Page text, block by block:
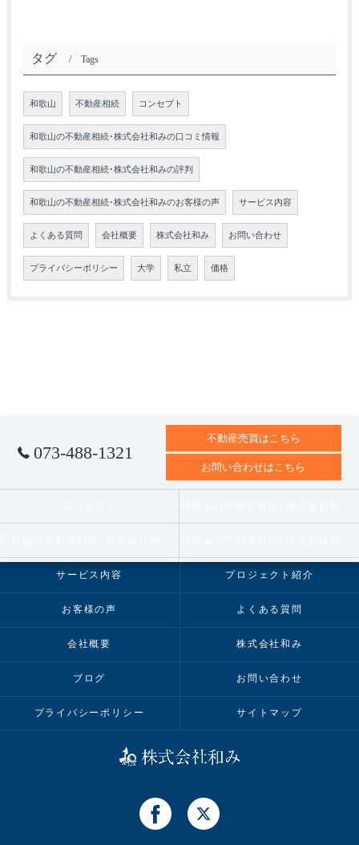
タグ Tags
和歌山 不動産相続 コンセプト
和歌山の不動産相続･株式会社和みの口コミ情報
和歌山の不動産相続･株式会社和みの評判
和歌山の不動産相続･株式会社和みのお客様の声 サービス内容
よくある質問 会社概要 株式会社和み お問い合わせ
プライバシーポリシー 大学 私立 価格
073-488-1321
不動産売買はこちら
お問い合わせはこちら
サービス内容 プロジェクト紹介
お客様の声 よくある質問
会社概要 株式会社和み
ブログ お問い合わせ
プライバシーポリシー サイトマップ